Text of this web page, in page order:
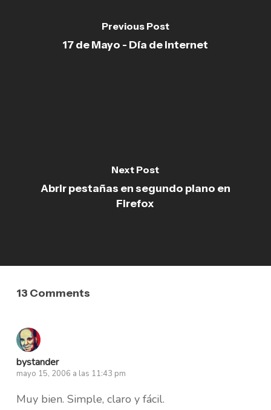
Previous Post
17 de Mayo - Día de internet
Next Post
Abrir pestañas en segundo plano en
Firefox
13 Comments
bystander
mayo 15, 2006 a las 11:43 pm
Muy bien. Simple, claro y fácil.